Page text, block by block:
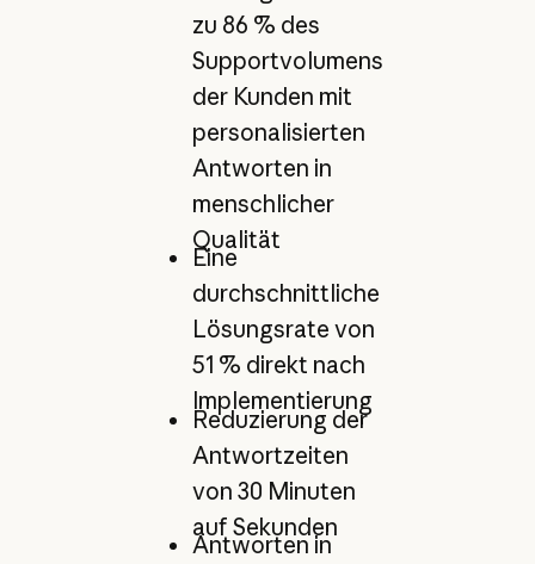
zu 86 % des
Supportvolumens
der Kunden mit
personalisierten
Antworten in
menschlicher
Qualität
Eine
durchschnittliche
Lösungsrate von
51 % direkt nach
Implementierung
Reduzierung der
Antwortzeiten
von 30 Minuten
auf Sekunden
Antworten in